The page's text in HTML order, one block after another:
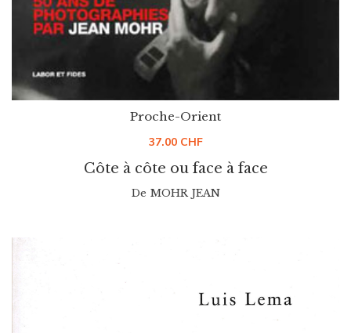
Côte à côte ou face à face
Proche-Orient
37.00 CHF
De MOHR JEAN